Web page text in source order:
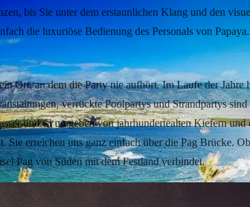
bis Sie unter dem erstaunlichen Klang und den
die luxuriöse Bedienung des Personals von Papaya.
Ort, an dem die Party nie aufhört. Im Laufe der Jahre
verrückte Poolpartys und Strandpartys
und ist umgeben von jahrhundertealten Kiefern
Sie erreichen uns ganz einfach über die Pag Brücke.
Pag von Süden mit dem Festland verbindet.